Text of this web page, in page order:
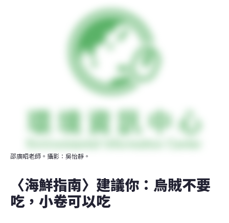
邵廣昭老師。攝影：吳怡靜。
〈海鮮指南〉建議你：烏賊不要
吃，小卷可以吃